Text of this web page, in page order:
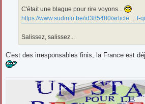
C'était une blague pour rire voyons...
https://www.sudinfo.be/id385480/article ... t-
Salissez, salissez...
C'est des irresponsables finis, la France est